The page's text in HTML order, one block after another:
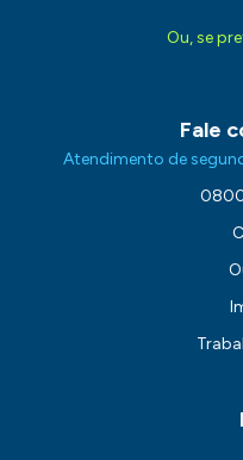
Ou, se
Fale
Atendimento de